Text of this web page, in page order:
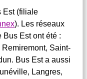
Est (filiale
). Les réseaux
Bus Est ont été :
Saint-
Bus Est a aussi
Langres,